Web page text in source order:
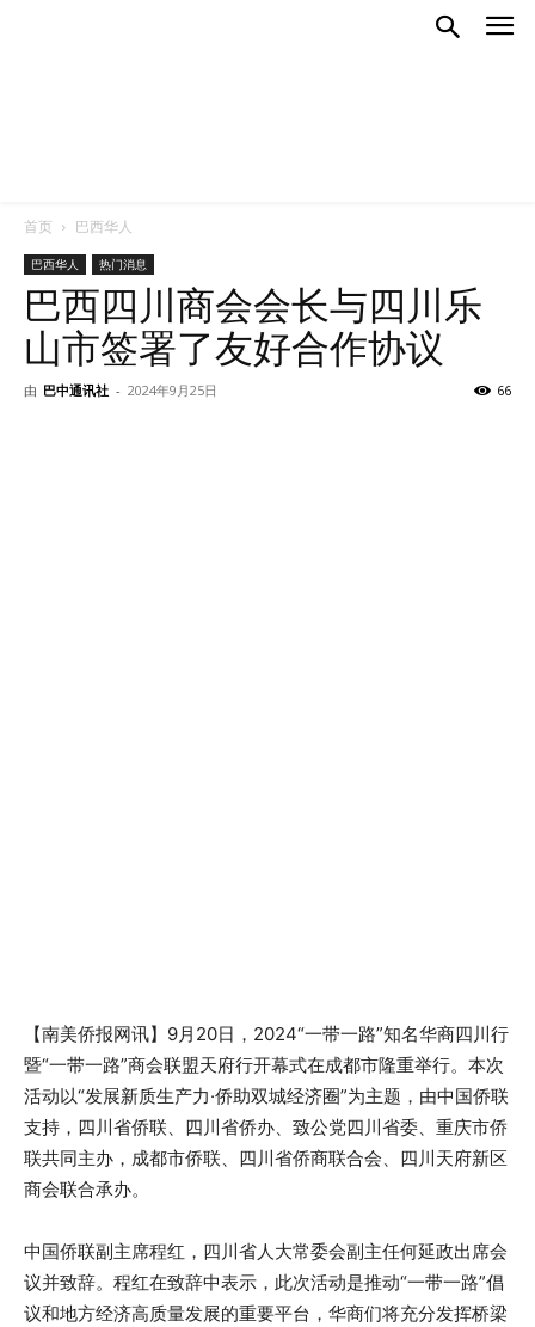
首页 巴西华人
巴西华人 热门消息
巴西四川商会会长与四川乐
山市签署了友好合作协议
由 巴中通讯社 - 2024年9月25日 66
【南美侨报网讯】9月20日，2024“一带一路”知名华商四川行
暨“一带一路”商会联盟天府行开幕式在成都市隆重举行。本次
活动以“发展新质生产力·侨助双城经济圈”为主题，由中国侨联
支持，四川省侨联、四川省侨办、致公党四川省委、重庆市侨
联共同主办，成都市侨联、四川省侨商联合会、四川天府新区
商会联合承办。
中国侨联副主席程红，四川省人大常委会副主任何延政出席会
议并致辞。程红在致辞中表示，此次活动是推动“一带一路”倡
议和地方经济高质量发展的重要平台，华商们将充分发挥桥梁